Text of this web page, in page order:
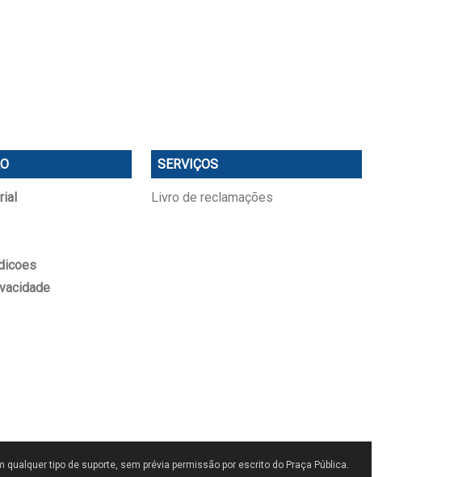
SERVIÇOS
Livro de reclamações
tipo de suporte, sem prévia permissão por escrito do Praça Pública.